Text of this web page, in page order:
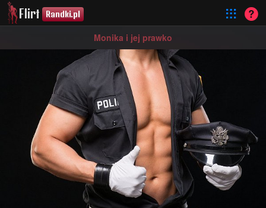
Flirt Randki.pl
Monika i jej prawko